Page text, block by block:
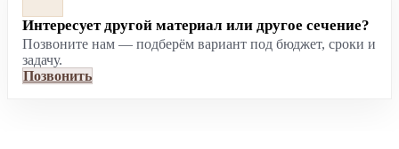
Интересует другой материал или другое сечение?
Позвоните нам — подберём вариант под бюджет, сроки и
задачу.
Позвонить